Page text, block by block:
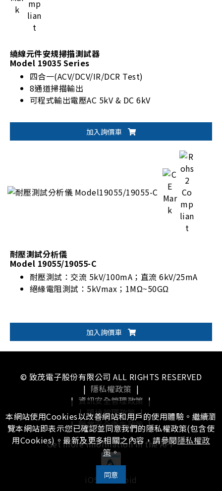
繞線元件安規掃描測試器
Model 19035 Series
四合一(ACV/DCV/IR/DCR Test)
8通道掃描輸出
可程式輸出電壓AC 5kV & DC 6kV
加入詢價車
耐壓測試分析儀
Model 19055/19055-C
耐壓測試：交流 5kV/100mA；直流 6kV/25mA
絕緣電阻測試：5kVmax；1MΩ~50GΩ
加入詢價車
© 致茂電子股份有限公司 ALL RIGHTS RESERVED
| 隱私權政策 |
| 資訊安全管理政策 |
| 環境管理政策 |
| 職業安全衛生政策 |
Get more information in the APP
iOS Android
本網站使用Cookies以改善網站和用戶的使用體驗。繼續瀏
覽本網站即表示您已確認並同意我們的隱私權政策(包含使
用Cookies)。最新及更多相關之內容，請參閱隱私權政
策。
同意